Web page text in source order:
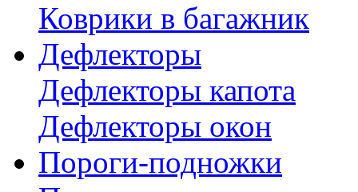
Коврики в багажник
Дефлекторы
Дефлекторы капота
Дефлекторы окон
Пороги-подножки